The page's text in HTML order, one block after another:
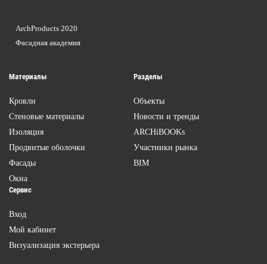
Материалы
Кровли
Стеновые материалы
Изоляция
Продвитые оболочки
Фасады
Окна
Разделы
Объекты
Новости и тренды
ARCHiBOOKs
Участники рынка
BIM
Сервис
Вход
Мой кабинет
Визуализация экстерьера
ArchProducts 2020
Фасадная академия